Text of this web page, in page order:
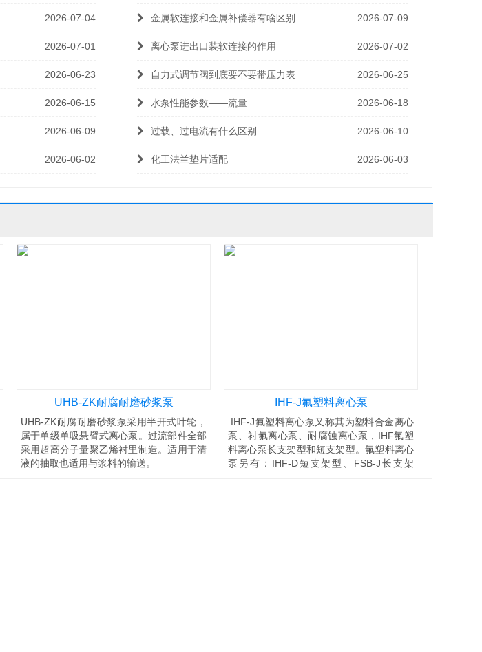
2026-07-04
2026-07-01
2026-06-23
2026-06-15
2026-06-09
2026-06-02
金属软连接和金属补偿器有啥区别 2026-07-09
离心泵进出口装软连接的作用 2026-07-02
自力式调节阀到底要不要带压力表 2026-06-25
水泵性能参数——流量 2026-06-18
过载、过电流有什么区别 2026-06-10
化工法兰垫片适配 2026-06-03
UHB-ZK耐腐耐磨砂浆泵
UHB-ZK耐腐耐磨砂浆泵采用半开式叶轮，
属于单级单吸悬臂式离心泵。过流部件全部
采用超高分子量聚乙烯衬里制造。适用于清
液的抽取也适用与浆料的输送。
IHF-J氟塑料离心泵
IHF-J氟塑料离心泵又称其为塑料合金离心
泵、衬氟离心泵、耐腐蚀离心泵，IHF氟塑
料离心泵长支架型和短支架型。氟塑料离心
泵另有：IHF-D短支架型、FSB-J长支架